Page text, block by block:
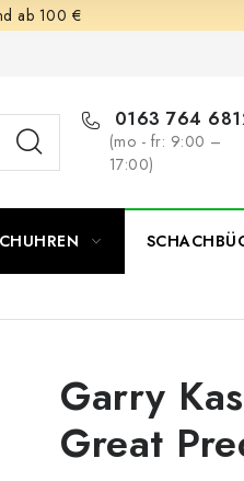
ab 100 €
0163 764
(mo - fr: 9:00 –
17:00)
Garry
Great